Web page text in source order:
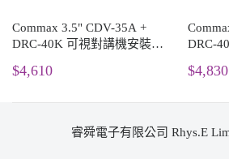
Commax 3.5" CDV-35A +
DRC-40K 可視對講機安裝套
$4,610
DRC-
$4,830
睿舜電子有限公司 Rhys.E